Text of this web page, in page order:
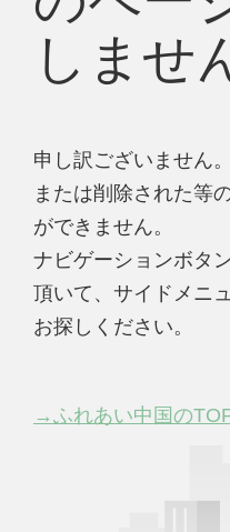
しませ
申し訳ございません
または削除された等
ができません。
ナビゲーションボタ
頂いて、サイドメニ
お探しください。
→ふれあい中国の